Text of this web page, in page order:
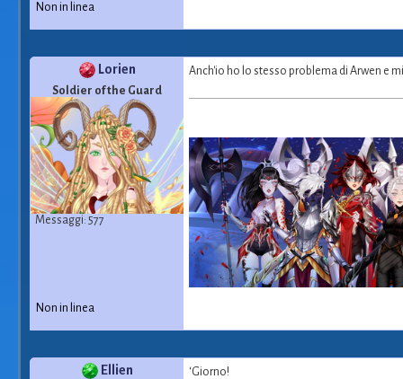
Non in linea
Lorien
Soldier of the Guard
Messaggi: 577
Anch'io ho lo stesso problema di Arwen e
Non in linea
Ellien
‘Giorno!